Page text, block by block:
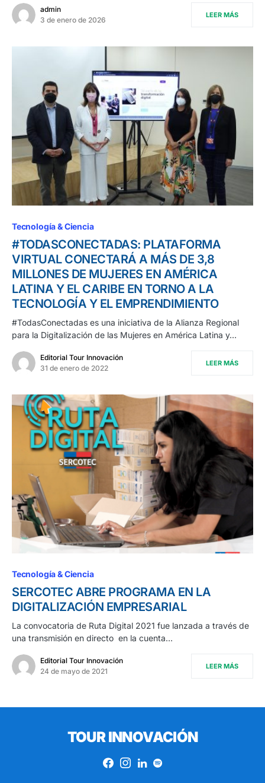
admin
3 de enero de 2026
LEER MÁS
Tecnología & Ciencia
#TODASCONECTADAS: PLATAFORMA
VIRTUAL CONECTARÁ A MÁS DE 3,8
MILLONES DE MUJERES EN AMÉRICA
LATINA Y EL CARIBE EN TORNO A LA
TECNOLOGÍA Y EL EMPRENDIMIENTO
#TodasConectadas es una iniciativa de la Alianza Regional
para la Digitalización de las Mujeres en América Latina y…
Editorial Tour Innovación
31 de enero de 2022
LEER MÁS
Tecnología & Ciencia
SERCOTEC ABRE PROGRAMA EN LA
DIGITALIZACIÓN EMPRESARIAL
La convocatoria de Ruta Digital 2021 fue lanzada a través de
una transmisión en directo en la cuenta…
Editorial Tour Innovación
24 de mayo de 2021
LEER MÁS
TOUR INNOVACIÓN